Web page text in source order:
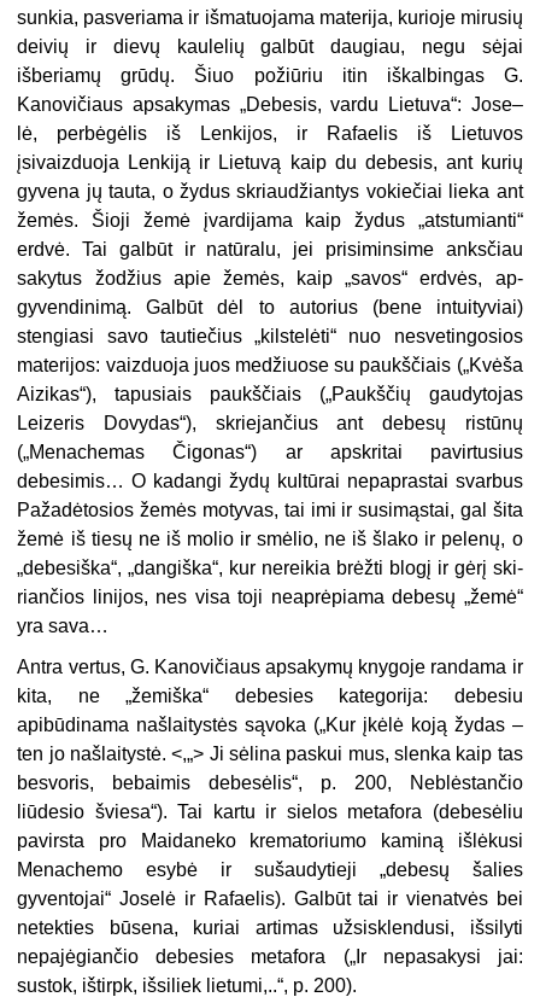
sunkia, pasveriama ir išmatuo­jama materija, kurioje mirusių
deivių ir dievų kaulelių galbūt daugiau, negu sėjai
išberiamų grūdų. Šiuo požiūriu itin iškalbingas G.
Kanovičiaus apsa­kymas „Debesis, vardu Lietuva“: Jose–
lė, perbėgėlis iš Lenkijos, ir Rafaelis iš Lietuvos
įsivaizduoja Lenkiją ir Lietu­vą kaip du debesis, ant kurių
gyvena jų tauta, o žydus skriaudžiantys vo­kiečiai lieka ant
žemės. Šioji žemė įvardijama kaip žydus „atstumianti“
erdvė. Tai galbūt ir natūralu, jei pri­siminsime anksčiau
sakytus žodžius apie žemės, kaip „savos“ erdvės, ap­
gyvendinimą. Galbūt dėl to autorius (bene intuityviai)
stengiasi savo tau­tiečius „kilstelėti“ nuo nesvetingosios
materijos: vaizduoja juos medžiuose su paukščiais („Kvėša
Aizikas“), tapusiais paukščiais („Paukščių gaudytojas
Leizeris Dovydas“), skriejančius ant de­besų ristūnų
(„Menachemas Čigonas“) ar apskritai pavirtusius
debesimis… O kadangi žydų kultūrai nepaprastai svarbus
Pažadėtosios žemės motyvas, tai imi ir susimąstai, gal šita
žemė iš tiesų ne iš molio ir smėlio, ne iš šlako ir pelenų, o
„debesiška“, „dangiška“, kur nereikia brėžti blogį ir gėrį ski­
riančios linijos, nes visa toji neaprėpia­ma debesų „žemė“
yra sava…
Antra vertus, G. Kanovičiaus apsa­kymų knygoje randama ir
kita, ne „žemiška“ debesies kategorija: debesiu
apibūdinama našlaitystės sąvoka („Kur įkėlė koją žydas –
ten jo našlaitystė. <,„> Ji sėlina paskui mus, slenka kaip tas
besvoris, bebaimis debesėlis“, p. 200, Neblėstančio
liūdesio šviesa“). Tai kartu ir sielos metafora (debesėliu
pavirsta pro Maidaneko krematoriumo kaminą išlė­kusi
Menachemo esybė ir sušaudytieji „debesų šalies
gyventojai“ Joselė ir Rafaelis). Galbūt tai ir vienatvės bei
ne­tekties būsena, kuriai artimas užsisklen­dusi, išsilyti
nepajėgiančio debesies metafora („Ir nepasakysi jai:
sustok, ištirpk, išsiliek lietumi,..“, p. 200).